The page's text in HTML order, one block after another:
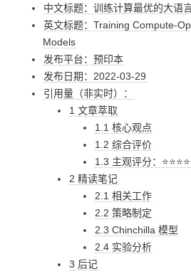
中文标题：训练计算最优的大语
英文标题：Training Compute-
Models
发布平台：预印本
发布日期：2022-03-29
引用量（非实时）：
1 文章萃取
1.1 核心观点
1.2 综合评价
1.3 主观评分：
2 精读笔记
2.1 相关工作
2.2 策略制定
2.3 Chinchilla 模型
2.4 实验分析
3 后记